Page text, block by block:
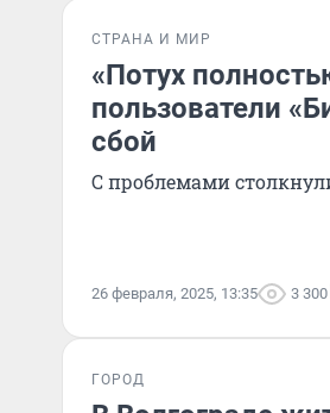
СТРАНА И МИР
«Потух
пользователи
сбой
С проблемами
26 февраля, 2025, 13:35 3 300
ГОРОД